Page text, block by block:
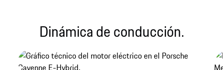
Dinámica de conducción.